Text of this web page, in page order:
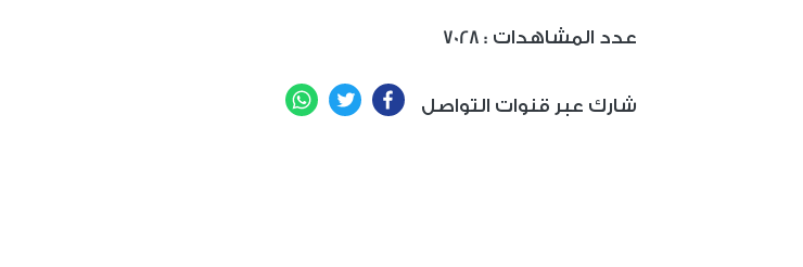
7028 : عدد المشاهدات
شارك عبر قنوات التواصل Facebook
Twitter
WhatsApp